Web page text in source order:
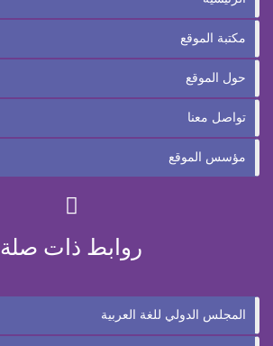
مكتبة الموقع
حول الموقع
تواصل معنا
مؤسس الموقع
روابط ذات صلة
المجلس الدولي للغة العربية